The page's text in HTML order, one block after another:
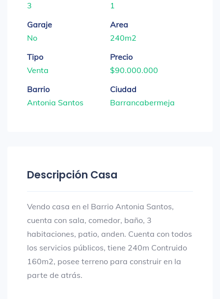
3
1
Garaje
No
Area
240m2
Tipo
Venta
Precio
$90.000.000
Barrio
Antonia Santos
Ciudad
Barrancabermeja
Descripción Casa
Vendo casa en el Barrio Antonia Santos,
cuenta con sala, comedor, baño, 3
habitaciones, patio, anden. Cuenta con todos
los servicios públicos, tiene 240m Contruido
160m2, posee terreno para construir en la
parte de atrás.